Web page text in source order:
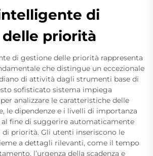
di
priorità
di gestione delle priorità rappresenta
che distingue un eccezionale
di attività dagli strumenti base di
sofisticato sistema impiega
analizzare le caratteristiche delle
le dipendenze e i livelli di importanza
al fine di suggerire automaticamente
priorità. Gli utenti inseriscono le
a dettagli rilevanti, come il tempo
l’urgenza della scadenza e